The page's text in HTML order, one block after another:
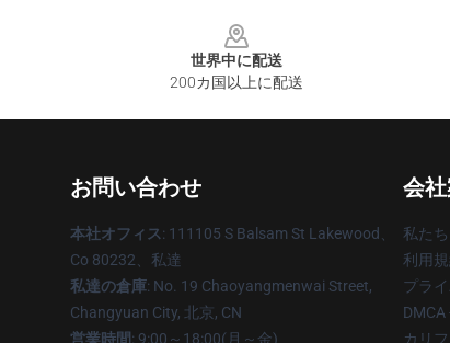
世界中に配送
200カ国以上に配送
お問い合わせ
本社オフィス: 111105 S Balsam St Lakewood、
Co 80232、私達
私達の倉庫: No. 19 Chaoyangmenwai Street,
Changyuan City, 北京, CN
営業時間: 9:00～18:00(月～金)
会
私た
利用
プラ
カリ